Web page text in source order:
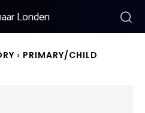
Londen
PRIMARY/CHILD